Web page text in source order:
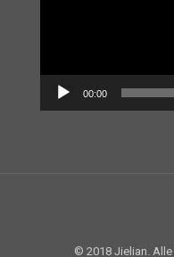
00:00
© 2018 Jielian. Alle